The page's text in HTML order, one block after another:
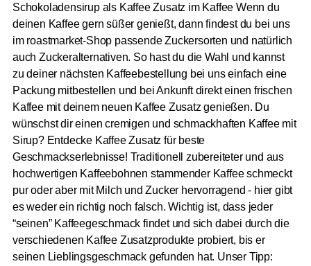
Schokoladensirup als Kaffee Zusatz im Kaffee Wenn du
deinen Kaffee gern süßer genießt, dann findest du bei uns
im roastmarket-Shop passende Zuckersorten und natürlich
auch Zuckeralternativen. So hast du die Wahl und kannst
zu deiner nächsten Kaffeebestellung bei uns einfach eine
Packung mitbestellen und bei Ankunft direkt einen frischen
Kaffee mit deinem neuen Kaffee Zusatz genießen. Du
wünschst dir einen cremigen und schmackhaften Kaffee mit
Sirup? Entdecke Kaffee Zusatz für beste
Geschmackserlebnisse! Traditionell zubereiteter und aus
hochwertigen Kaffeebohnen stammender Kaffee schmeckt
pur oder aber mit Milch und Zucker hervorragend - hier gibt
es weder ein richtig noch falsch. Wichtig ist, dass jeder
“seinen” Kaffeegeschmack findet und sich dabei durch die
verschiedenen Kaffee Zusatzprodukte probiert, bis er
seinen Lieblingsgeschmack gefunden hat. Unser Tipp: